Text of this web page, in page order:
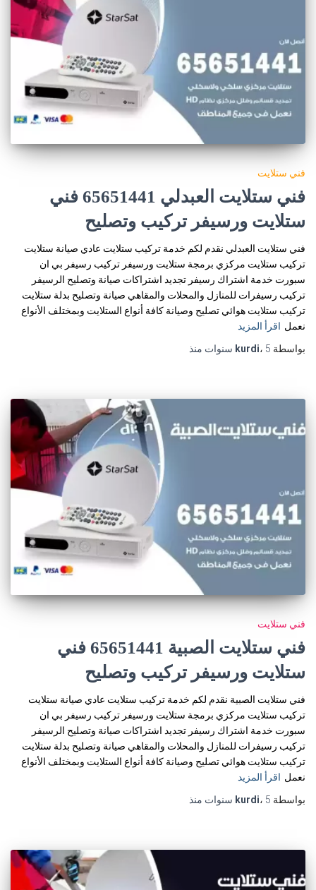
فني ستلايت
فني ستلايت العبدلي 65651441 فني
ستلايت ورسيفر تركيب وتصليح
فني ستلايت العبدلي نقدم لكم خدمة تركيب ستلايت عادي صيانة ستلايت
تركيب ستلايت مركزي برمجة ستلايت ورسيفر تركيب رسيفر بي ان
سبورت خدمة اشتراك رسيفر تجديد اشتراكات صيانة وتصليح الرسيفر
تركيب رسيفرات للمنازل والمحلات والمقاهي صيانة وتصليح بدلة ستلايت
تركيب ستلايت هوائي تصليح وصيانة كافة أنواع الستلايت وبمختلف الأنواع
نعمل اقرأ المزيد
بواسطة
kurdi، 5 سنوات منذ
فني ستلايت
فني ستلايت الصبية 65651441 فني
ستلايت ورسيفر تركيب وتصليح
فني ستلايت الصبية نقدم لكم خدمة تركيب ستلايت عادي صيانة ستلايت
تركيب ستلايت مركزي برمجة ستلايت ورسيفر تركيب رسيفر بي ان
سبورت خدمة اشتراك رسيفر تجديد اشتراكات صيانة وتصليح الرسيفر
تركيب رسيفرات للمنازل والمحلات والمقاهي صيانة وتصليح بدلة ستلايت
تركيب ستلايت هوائي تصليح وصيانة كافة أنواع الستلايت وبمختلف الأنواع
نعمل اقرأ المزيد
بواسطة
kurdi، 5 سنوات منذ